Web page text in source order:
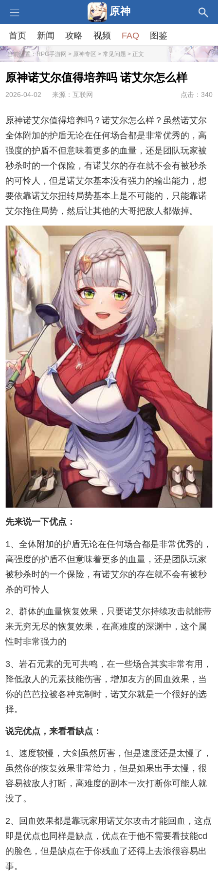
原神
首页 新闻 攻略 视频 FAQ 图鉴
当前位置：RPG手游网 > 原神专区 > 常见问题 > 正文
原神诺艾尔值得培养吗 诺艾尔怎么样
2026-04-02 来源：互联网 点击：340
原神诺艾尔值得培养吗？诺艾尔怎么样？虽然诺艾尔
全体附加的护盾无论在任何场合都是非常优秀的，高
强度的护盾不但意味着更多的血量，还是团队玩家被
秒杀时的一个保险，有诺艾尔的存在就不会有被秒杀
的可怜人，但是诺艾尔基本没有强力的输出能力，想
要依靠诺艾尔扭转局势基本上是不可能的，只能靠诺
艾尔拖住局势，然后让其他的大哥把敌人都做掉。
先来说一下优点：
1、全体附加的护盾无论在任何场合都是非常优秀的，
高强度的护盾不但意味着更多的血量，还是团队玩家
被秒杀时的一个保险，有诺艾尔的存在就不会有被秒
杀的可怜人
2、群体的血量恢复效果，只要诺艾尔持续攻击就能带
来无穷无尽的恢复效果，在高难度的深渊中，这个属
性时非常强力的
3、岩石元素的无可共鸣，在一些场合其实非常有用，
降低敌人的元素技能伤害，增加友方的回血效果，当
你的芭芭拉被各种克制时，诺艾尔就是一个很好的选
择。
说完优点，来看看缺点：
1、速度较慢，大剑虽然厉害，但是速度还是太慢了，
虽然你的恢复效果非常给力，但是如果出手太慢，很
容易被敌人打断，高难度的副本一次打断你可能人就
没了。
2、回血效果都是靠玩家用诺艾尔攻击才能回血，这点
即是优点也同样是缺点，优点在于他不需要看技能cd
的脸色，但是缺点在于你残血了还得上去浪很容易出
事。